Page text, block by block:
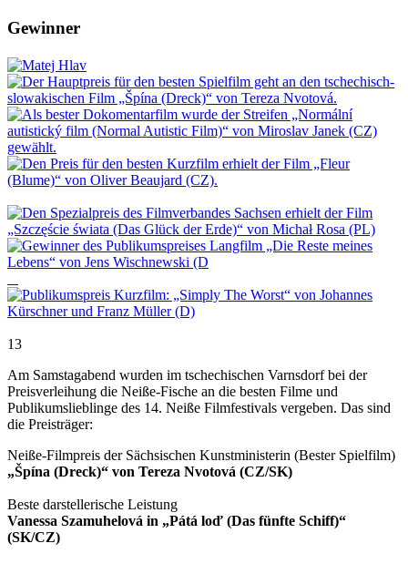
Gewinner
13
Am Samstagabend wurden im tschechischen Varnsdorf bei der
Preisverleihung die Neiße-Fische an die besten Filme und
Publikumslieblinge des 14. Neiße Filmfestivals vergeben. Das sind
die Preisträger:
Neiße-Filmpreis der Sächsischen Kunstministerin (Bester Spielfilm)
„Špína (Dreck)“ von Tereza Nvotová (CZ/SK)
Beste darstellerische Leistung
Vanessa Szamuhelová in „Pátá loď (Das fünfte Schiff)“
(SK/CZ)